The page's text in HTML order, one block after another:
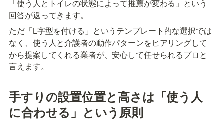
「使う人とトイレの状態によって推薦が変わる」という
回答が返ってきます。
ただ「L字型を付ける」というテンプレート的な選択では
なく、使う人と介護者の動作パターンをヒアリングして
から提案してくれる業者が、安心して任せられるプロと
言えます。
手すりの設置位置と高さは「使う人
に合わせる」という原則